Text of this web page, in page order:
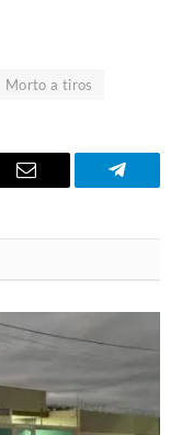
Morto a tiros
E-